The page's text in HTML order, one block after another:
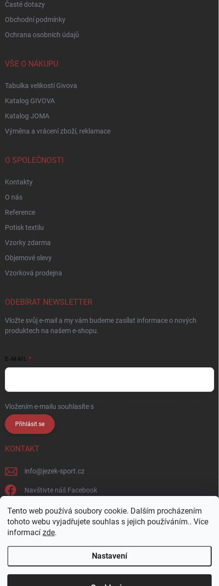
Tento web používá soubory cookie. Dalším procházením
tohoto webu vyjadřujete souhlas s jejich používáním.. Více
informací zde.
Nastavení
Časté dotazy
Obchodní podmínky
Ochrana osobních údajů
VŠE O NÁKUPU
Tabulka velikostí Givova
Katalog GIVOVA
Katalog JOMA
Výměna a vrácení zboží, reklamace
O SPOLEČNOSTI
Kontakty
O nás
Reference
Potisk textilu
Vzorky zdarma
Objemové slevy
Vzorková prodejna
ODEBÍRAT NEWSLETTER
Vložte svůj e-mail a my vám budeme zasílat informace o nových
produktech na našem e-shopu.
E-MAIL
Vložením e-mailu souhlasíte s
Přihlásit se
KONTAKT
info@jezek-sport.cz
Navštivte náš Facebook
jezek_sport_np/
Copyright 2026Ježek sport s.r.o.. Všechna práva vyhrazena.Upravit
nastavení cookies